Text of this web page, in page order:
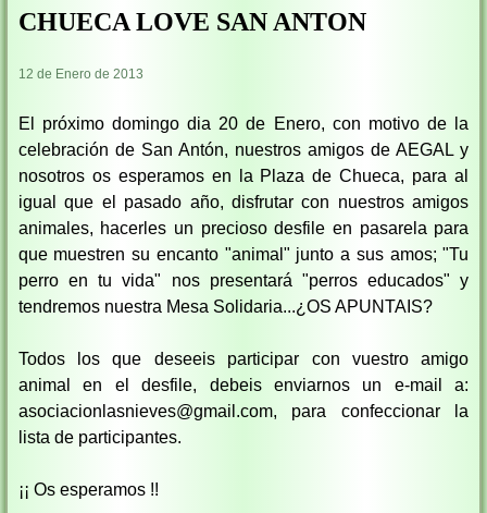
CHUECA LOVE SAN ANTON
12 de Enero de 2013
El próximo domingo dia 20 de Enero, con motivo de la
celebración de San Antón, nuestros amigos de AEGAL y
nosotros os esperamos en la Plaza de Chueca, para al
igual que el pasado año, disfrutar con nuestros amigos
animales, hacerles un precioso desfile en pasarela para
que muestren su encanto "animal" junto a sus amos; "Tu
perro en tu vida" nos presentará "perros educados" y
tendremos nuestra Mesa Solidaria...¿OS APUNTAIS?
Todos los que deseeis participar con vuestro amigo
animal en el desfile, debeis enviarnos un e-mail a:
asociacionlasnieves@gmail.com, para confeccionar la
lista de participantes.
¡¡ Os esperamos !!